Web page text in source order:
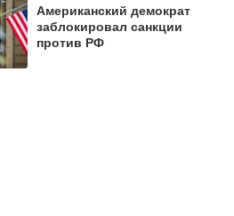
Американский демократ
заблокировал санкции
против РФ